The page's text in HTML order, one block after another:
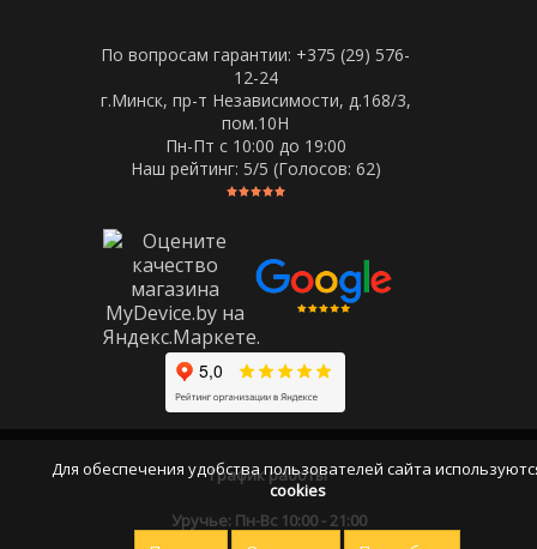
По вопросам гарантии: +375 (29) 576-
12-24
г.Минск, пр-т Независимости, д.168/3,
пом.10Н
Пн-Пт c 10:00 до 19:00
Наш рейтинг: 5/5 (Голосов: 62)
График работы
Уручье: Пн-Вс 10:00 - 21:00
Для обеспечения удобства пользователей сайта
cookies